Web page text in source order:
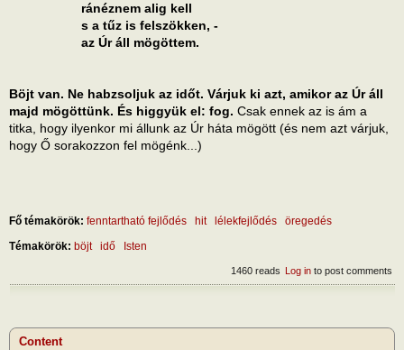
ránéznem alig kell
s a tűz is felszökken, -
az Úr áll mögöttem.
Böjt van. Ne habzsoljuk az időt. Várjuk ki azt, amikor az Úr áll
majd mögöttünk. És higgyük el: fog. Csak ennek az is ám a
titka, hogy ilyenkor mi állunk az Úr háta mögött (és nem azt várjuk,
hogy Ő sorakozzon fel mögénk...)
Fő témakörök: fenntartható fejlődés hit lélekfejlődés
öregedés
Témakörök: böjt idő Isten
Log in to post comments
1460 reads
Content